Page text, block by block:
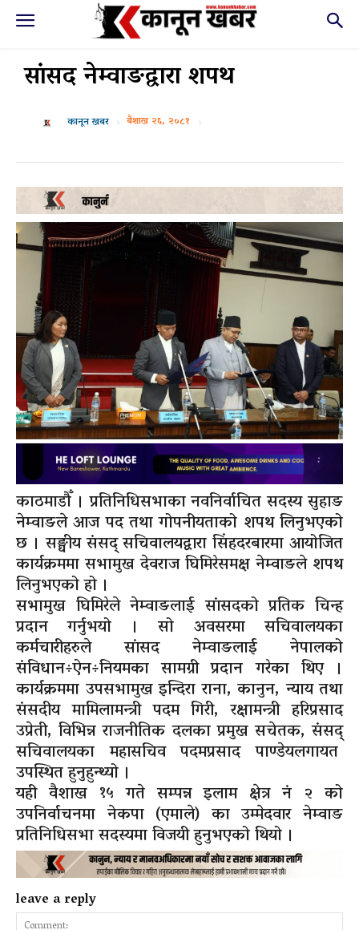
सांसद नेम्वाङद्वारा शपथ
कानून खबर बैशाख २६, २०८१
काठमाडौँ । प्रतिनिधिसभाका नवनिर्वाचित सदस्य सुहाङ
नेम्वाङले आज पद तथा गोपनीयताको शपथ लिनुभएको
छ । सङ्घीय संसद् सचिवालयद्वारा सिंहदरबारमा आयोजित
कार्यक्रममा सभामुख देवराज घिमिरेसमक्ष नेम्वाङले शपथ
लिनुभएको हो ।
सभामुख घिमिरेले नेम्वाङलाई सांसदको प्रतिक चिन्ह
प्रदान गर्नुभयो । सो अवसरमा सचिवालयका
कर्मचारीहरुले सांसद नेम्वाङलाई नेपालको
संविधान÷ऐन÷नियमका सामग्री प्रदान गरेका थिए ।
कार्यक्रममा उपसभामुख इन्दिरा राना, कानुन, न्याय तथा
संसदीय मामिलामन्त्री पदम गिरी, रक्षामन्त्री हरिप्रसाद
उप्रेती, विभिन्न राजनीतिक दलका प्रमुख सचेतक, संसद्
सचिवालयका महासचिव पदमप्रसाद पाण्डेयलगायत
उपस्थित हुनुहुन्थ्यो ।
यही वैशाख १५ गते सम्पन्न इलाम क्षेत्र नं २ को
उपनिर्वाचनमा नेकपा (एमाले) का उम्मेदवार नेम्वाङ
प्रतिनिधिसभा सदस्यमा विजयी हुनुभएको थियो ।
leave a reply